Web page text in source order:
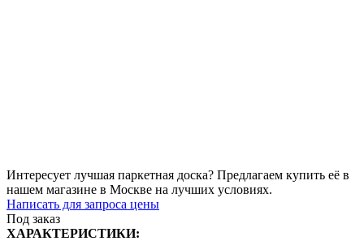
Интересует лучшая паркетная доска? Предлагаем купить её в
нашем магазине в Москве на лучших условиях.
Написать для запроса цены
Под заказ
ХАРАКТЕРИСТИКИ: